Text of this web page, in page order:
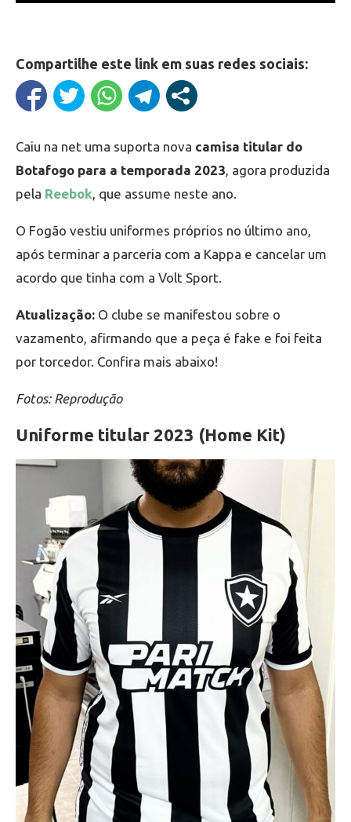
Compartilhe este link em suas redes sociais:
Caiu na net uma suporta nova camisa titular do
Botafogo para a temporada 2023, agora produzida
pela Reebok, que assume neste ano.
O Fogão vestiu uniformes próprios no último ano,
após terminar a parceria com a Kappa e cancelar um
acordo que tinha com a Volt Sport.
Atualização: O clube se manifestou sobre o
vazamento, afirmando que a peça é fake e foi feita
por torcedor. Confira mais abaixo!
Fotos: Reprodução
Uniforme titular 2023 (Home Kit)